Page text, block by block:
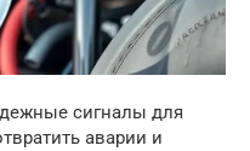
сигналы для
аварии и